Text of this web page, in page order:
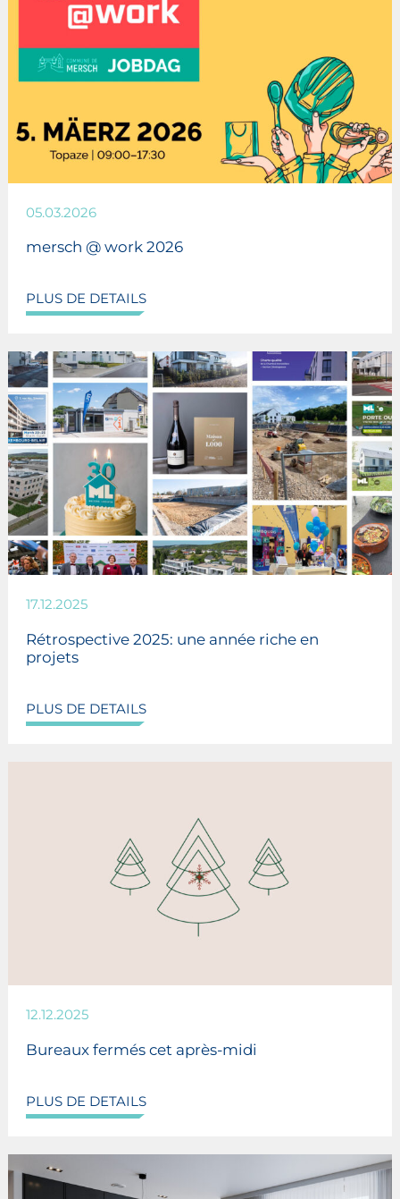
05.03.2026
mersch @ work 2026
PLUS DE DETAILS
17.12.2025
Rétrospective 2025: une année riche en
projets
PLUS DE DETAILS
12.12.2025
Bureaux fermés cet après-midi
PLUS DE DETAILS